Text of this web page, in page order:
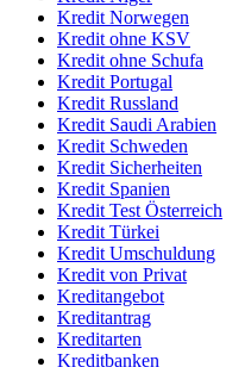
Kredit Norwegen
Kredit ohne KSV
Kredit ohne Schufa
Kredit Portugal
Kredit Russland
Kredit Saudi Arabien
Kredit Schweden
Kredit Sicherheiten
Kredit Spanien
Kredit Test Österreich
Kredit Türkei
Kredit Umschuldung
Kredit von Privat
Kreditangebot
Kreditantrag
Kreditarten
Kreditbanken